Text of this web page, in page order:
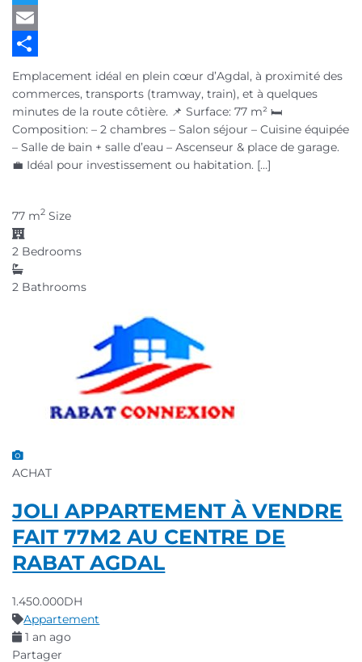
Twitter
Email
Partager
Emplacement idéal en plein cœur d’Agdal, à proximité des
commerces, transports (tramway, train), et à quelques
minutes de la route côtière. 📌 Surface: 77 m² 🛏️
Composition: – 2 chambres – Salon séjour – Cuisine équipée
– Salle de bain + salle d’eau – Ascenseur & place de garage.
💼 Idéal pour investissement ou habitation. […]
77 m2 Size
2 Bedrooms
2 Bathrooms
ACHAT
JOLI APPARTEMENT À VENDRE
FAIT 77M2 AU CENTRE DE
RABAT AGDAL
1.450.000DH
Appartement
1 an ago
Partager